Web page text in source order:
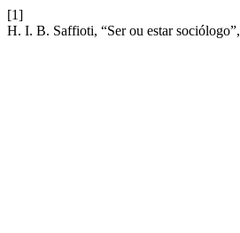
[1]
H. I. B. Saffioti, “Ser ou estar sociólogo”,